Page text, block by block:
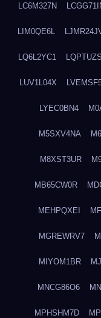
LC6M327N
LIM0QE6L
LQ6L2YC1
LUV1L04X
LYEC0BN4
M5SXV4NA
M8XST3UR
MB65CW0R
MEHPQXEI
MGREWRV7
MIYOM1BR
MNCG86O6
MPHSHM7D